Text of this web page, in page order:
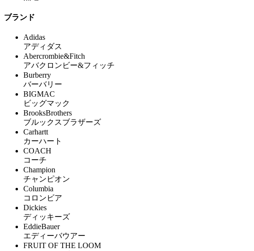
ブランド
Adidas
アディダス
Abercrombie&Fitch
アバクロンビー&フィッチ
Burberry
バーバリー
BIGMAC
ビッグマック
BrooksBrothers
ブルックスブラザーズ
Carhartt
カーハート
COACH
コーチ
Champion
チャンピオン
Columbia
コロンビア
Dickies
ディッキーズ
EddieBauer
エディーバウアー
FRUIT OF THE LOOM